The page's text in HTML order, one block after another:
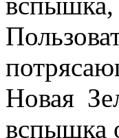
Новая
вспышка